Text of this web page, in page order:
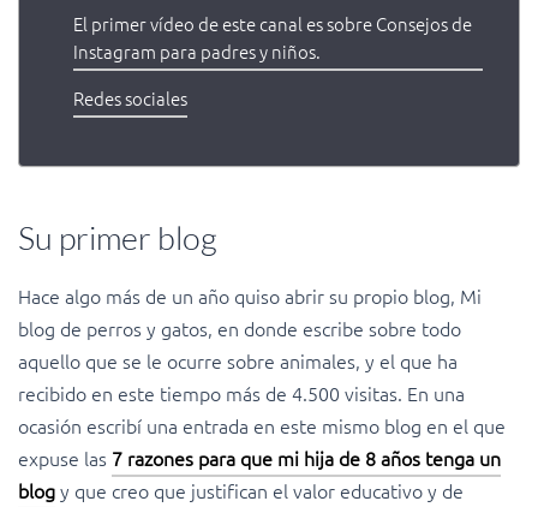
El primer vídeo de este canal es sobre Consejos de
Instagram para padres y niños.
Redes sociales
Su primer blog
Hace algo más de un año quiso abrir su propio blog, Mi
blog de perros y gatos, en donde escribe sobre todo
aquello que se le ocurre sobre animales, y el que ha
recibido en este tiempo más de 4.500 visitas. En una
ocasión escribí una entrada en este mismo blog en el que
expuse las 7 razones para que mi hija de 8 años tenga un
blogy que creo que justifican el valor educativo y de